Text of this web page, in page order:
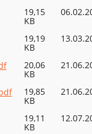
19,15
KB
19,19
KB
20,06
KB
19,85
KB
19,11
KB